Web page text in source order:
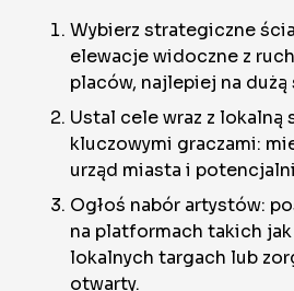
Wybierz strategiczne
elewacje widoczne z
placów, najlepiej na dużą
Ustal cele wraz z lokalną
kluczowymi graczami:
urząd miasta i
Ogłoś nabór artystów:
na platformach takich
lokalnych targach lub
otwarty.